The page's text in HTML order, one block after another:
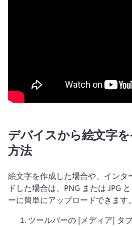
デバイスから絵文字
方法
絵文字を作成した場合や、インタ
ドした場合は、PNG または JPG
ーに簡単にアップロードできます
ツールバーの [メディア] タ